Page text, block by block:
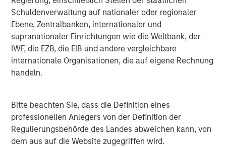
Schuldenverwaltung auf nationaler oder regionaler
Ebene, Zentralbanken, internationaler und
supranationaler Einrichtungen wie die Weltbank, der
IWF, die EZB, die EIB und andere vergleichbare
internationale Organisationen, die auf eigene Rechnung
handeln.
Bitte beachten Sie, dass die Definition eines
professionellen Anlegers von der Definition der
Regulierungsbehörde des Landes abweichen kann, von
dem aus auf die Website zugegriffen wird.
“will”, “expect”, “believe”, “estimate”, “intend”, “aim”,
“assume” or similar expressions. Such statements
express the intentions, opinions or current expectations
and assumptions of the Bidder and the persons acting
together with the Bidder. Such forward-looking
statements are based on current plans, estimates and
forecasts, which the Bidder and the persons acting
knowledge, but which they do not claim to be correct in
the future. Forward-looking statements are subject to
risks and uncertainties that are difficult to predict and
usually cannot be influenced by the Bidder or the